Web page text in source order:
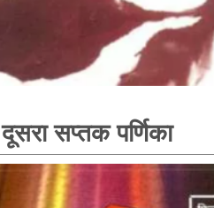
दूसरा सप्तक पर्णिका